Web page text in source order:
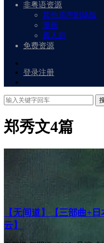
非粤语资源
其他原声剧场版
漫画
真人剧
免费资源
登录注册
郑秀文4篇
【无间道】【三部曲+
云】